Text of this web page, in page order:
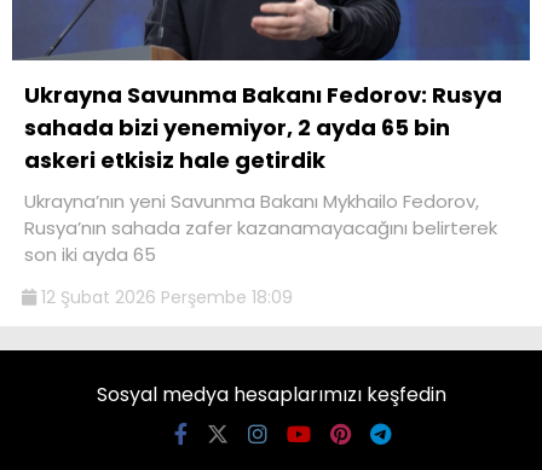
Ukrayna Savunma Bakanı Fedorov: Rusya
sahada bizi yenemiyor, 2 ayda 65 bin
askeri etkisiz hale getirdik
Ukrayna’nın yeni Savunma Bakanı Mykhailo Fedorov,
Rusya’nın sahada zafer kazanamayacağını belirterek
son iki ayda 65
12 Şubat 2026 Perşembe 18:09
Sosyal medya hesaplarımızı keşfedin